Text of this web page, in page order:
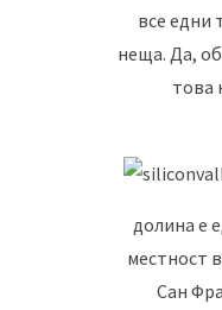
все едни
неща. Да,
това
долина е
местност
Сан